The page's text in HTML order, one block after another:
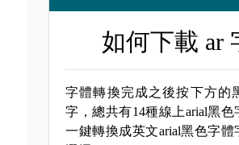
如何下載 ar
字體轉換完成之後按下方的
字，總共有14種線上arial黑色
一鍵轉換成英文arial黑色字體